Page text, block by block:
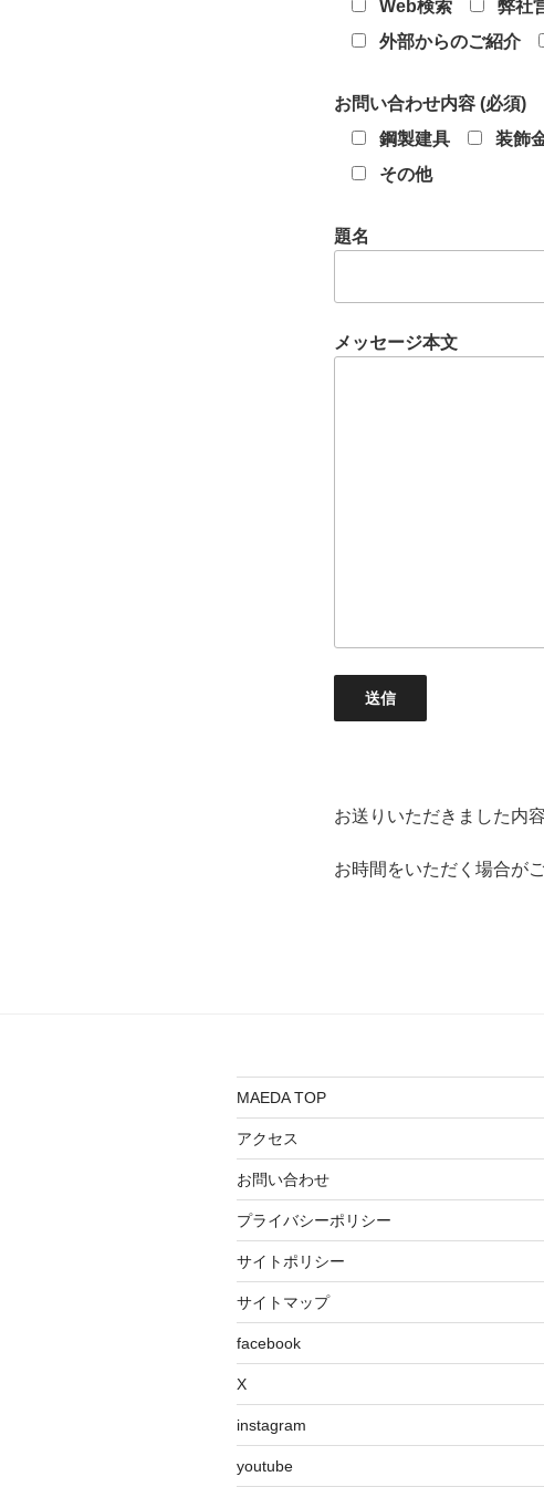
Web検索
弊社
外部からのご紹介
お問い合わせ内容 (必須)
鋼製建具
装飾
その他
題名
メッセージ本文
お送りいただきました内
お時間をいただく場合が
MAEDA TOP
アクセス
お問い合わせ
プライバシーポリシー
サイトポリシー
サイトマップ
facebook
X
instagram
youtube